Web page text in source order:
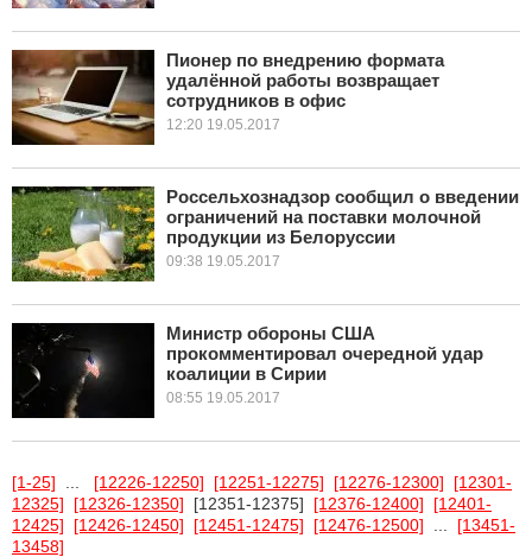
Пионер по внедрению формата
удалённой работы возвращает
сотрудников в офис
12:20 19.05.2017
Россельхознадзор сообщил о введении
ограничений на поставки молочной
продукции из Белоруссии
09:38 19.05.2017
Министр обороны США
прокомментировал очередной удар
коалиции в Сирии
08:55 19.05.2017
[1-25] [12226-12250] [12251-12275] [12276-12300]
[12301-
12325]
[12326-12350] [12351-12375] [12376-12400]
[12401-
12425]
[12426-12450] [12451-12475] [12476-12500]
[13451-
13458]